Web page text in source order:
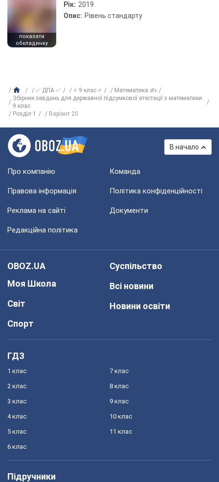
показати
обкладинку
Рік: 2019
Опис: Рівень стандарту
✅ ДПА ✅ ⚡ 9 клас ⚡
Математика ✍
Збірник завдань для державної підсумкової атестації з математики.
9 клас
Розділ 1
Варіант 20
В начало
Про компанію Команда
Правова інформація Політика конфіденційності
Реклама на сайті Документи
Редакційна політика
OBOZ.UA
Моя Школа
Світ
Спорт
Суспільство
Всі новини
Новини освіти
ГДЗ
1 клас
2 клас
3 клас
4 клас
5 клас
6 клас
7 клас
8 клас
9 клас
10 клас
11 клас
Підручники